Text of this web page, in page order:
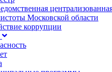
Московской области
коррупции